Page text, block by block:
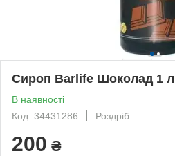
Сироп Barlife Шоколад 1 л
В наявності
Код: 34431286
Роздріб
200 ₴